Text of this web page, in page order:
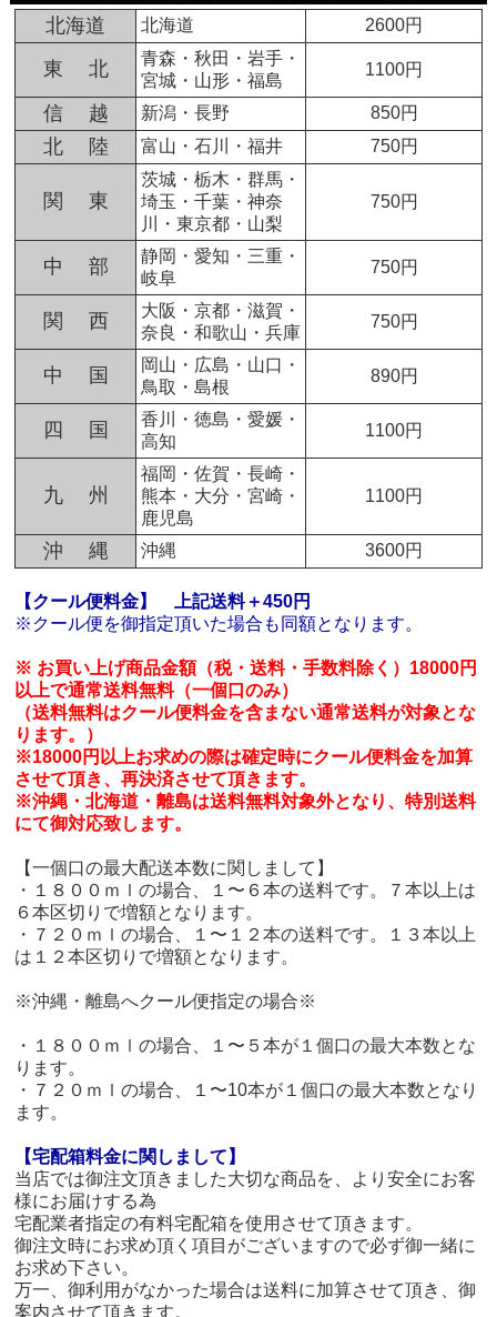
北海道 北海道 2600円
東 北
青森・秋田・岩手・
宮城・山形・福島
1100円
信 越 新潟・長野 850円
北 陸 富山・石川・福井 750円
関 東
茨城・栃木・群馬・
埼玉・千葉・神奈
川・東京都・山梨
750円
中 部
静岡・愛知・三重・
岐阜
750円
関 西
大阪・京都・滋賀・
奈良・和歌山・兵庫
750円
中 国
岡山・広島・山口・
鳥取・島根
890円
四 国
香川・徳島・愛媛・
高知
1100円
九 州
福岡・佐賀・長崎・
熊本・大分・宮崎・
鹿児島
1100円
沖 縄 沖縄 3600円
【クール便料金】
上記送料＋450円
※クール便を御指定頂いた場合も同額となります。
※ お買い上げ商品金額（税・送料・手数料除く）18000円
以上で通常送料無料（一個口のみ）
（送料無料はクール便料金を含まない通常送料が対象とな
ります。）
※18000円以上お求めの際は確定時にクール便料金を加算
させて頂き、再決済させて頂きます。
※沖縄・北海道・離島は送料無料対象外となり、特別送料
にて御対応致します。
【一個口の最大配送本数に関しまして】
・１８００ｍｌの場合、１〜６本の送料です。７本以上は
６本区切りで増額となります。
・７２０ｍｌの場合、１〜１２本の送料です。１３本以上
は１２本区切りで増額となります。
※沖縄・離島へクール便指定の場合※
・１８００ｍｌの場合、１〜５本が１個口の最大本数とな
ります。
・７２０ｍｌの場合、１〜10本が１個口の最大本数となり
ます。
【宅配箱料金に関しまして】
当店では御注文頂きました大切な商品を、より安全にお客
様にお届けする為
宅配業者指定の有料宅配箱を使用させて頂きます。
御注文時にお求め頂く項目がございますので必ず御一緒に
お求め下さい。
万一、御利用がなかった場合は送料に加算させて頂き、御
案内させて頂きます。